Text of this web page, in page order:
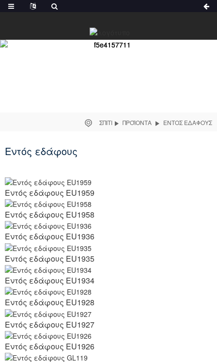
ΣΠΊΤΙ ΠΡΟΪΌΝΤΑ ΕΝΤΌΣ ΕΔΆΦΟΥΣ
Εντός εδάφους
Εντός εδάφους EU1959
Εντός εδάφους EU1958
Εντός εδάφους EU1936
Εντός εδάφους EU1935
Εντός εδάφους EU1934
Εντός εδάφους EU1928
Εντός εδάφους EU1927
Εντός εδάφους EU1926